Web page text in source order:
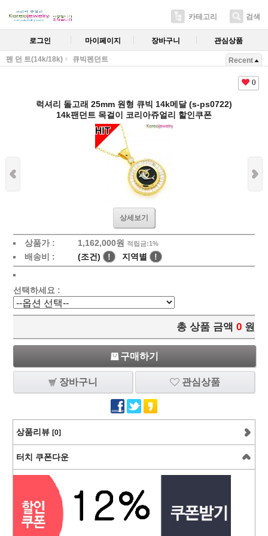
카테고리 검색
로그인 마이페이지 장바구니 관심상품
펜 던 트(14k/18k) 큐빅펜던트 Recent
0
럭셔리 돌고래 25mm 원형 큐빅 14k메달 (s-ps0722)
14k팬던트 목걸이 코리아쥬얼리 할인쿠폰
상세보기
상품가 : 1,162,000원 적립금:1%
배송비 : (조건) ! 지역별 !
선택하세요 :
총 상품 금액 0 원
구매하기
장바구니 관심상품
상품리뷰 [0]
터치 쿠폰다운